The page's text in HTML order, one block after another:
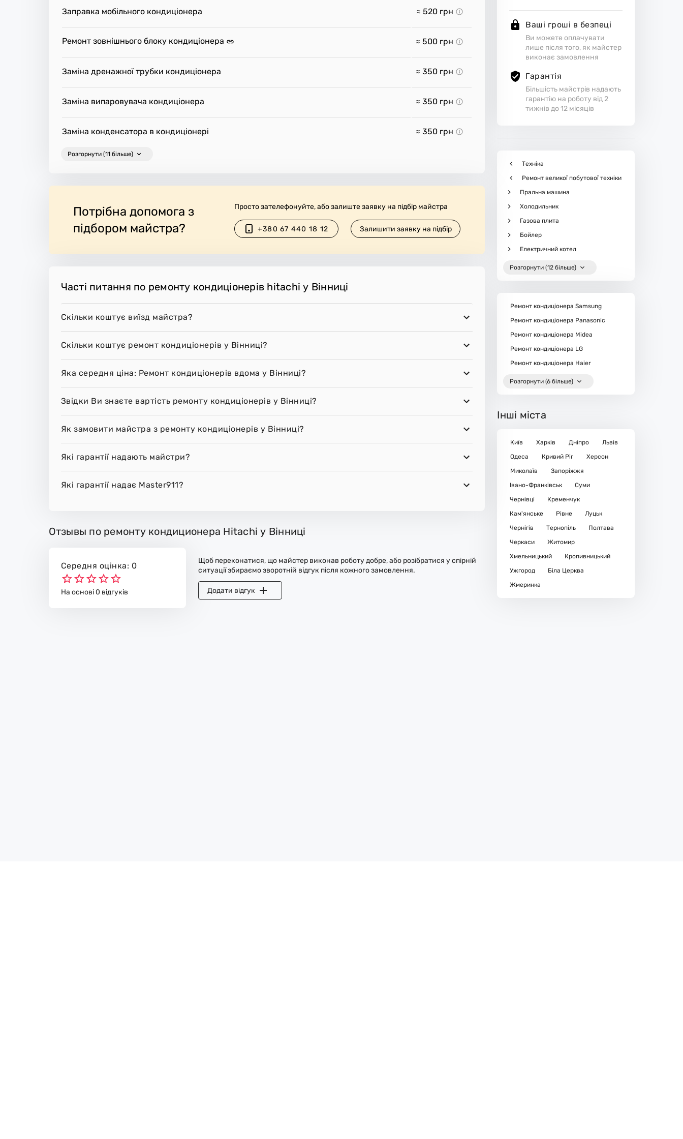
Ваші гроші в безпеці
Ви можете оплачувати
лише після того, як майстер
виконає замовлення
Гарантія
Більшість майстрів надають
гарантію на роботу від 2
тижнів до 12 місяців
Техніка
Ремонт великої побутової техніки
Пральна машина
Холодильник
Газова плита
Бойлер
Електричний котел
Розгорнути (12 більше)
Ремонт кондиціонера Samsung
Ремонт кондиціонера Panasonic
Ремонт кондиціонера Midea
Ремонт кондиціонера LG
Ремонт кондиціонера Haier
Розгорнути (6 більше)
Інші міста
Київ Харків Дніпро
Львів
Одеса
Кривий Ріг
Херсон
Миколаїв
Запоріжжя
Івано-Франківськ
Суми
Чернівці
Кременчук
Кам'янське
Рівне
Луцьк
Чернігів
Тернопіль
Полтава
Черкаси
Житомир
Хмельницький
Кропивницький
Ужгород
Біла Церква
Жмеринка
Заправка мобільного кондиціонера ≈ 520 грн
Ремонт зовнішнього блоку кондиціонера ≈ 500 грн
Заміна дренажної трубки кондиціонера ≈ 350 грн
Заміна випаровувача кондиціонера ≈ 350 грн
Заміна конденсатора в кондиціонері ≈ 350 грн
Розгорнути (11 більше)
Потрібна допомога з
підбором майстра?
Просто зателефонуйте, або залиште заявку на підбір майстра
+380 67 440 18 12 Залишити заявку на підбір
Часті питання по ремонту кондиціонерів hitachi у Вінниці
Скільки коштує виїзд майстра?
Скільки коштує ремонт кондиціонерів у Вінниці?
Яка середня ціна: Ремонт кондиціонерів вдома у Вінниці?
Звідки Ви знаєте вартість ремонту кондиціонерів у Вінниці?
Як замовити майстра з ремонту кондиціонерів у Вінниці?
Які гарантії надають майстри?
Які гарантії надає Master911?
Отзывы по ремонту кондиционера Hitachi у Вінниці
Середня оцінка: 0
На основі 0 відгуків
Щоб переконатися, що майстер виконав роботу добре, або розібратися у спірній
ситуації збираємо зворотній відгук після кожного замовлення.
Додати відгук